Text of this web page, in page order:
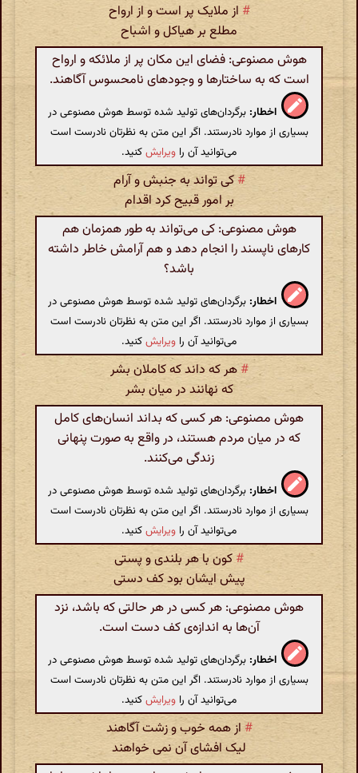
# از ملایک پر است و از ارواح
مطلع بر هیاکل و اشباح
هوش مصنوعی: فضای این مکان پر از ملائکه و ارواح
است که به ساختارها و وجودهای نامحسوس آگاهند.
اخطار: برگردان‌های تولید شده توسط هوش مصنوعی در
بسیاری از موارد نادرستند. اگر این متن به نظرتان نادرست است
می‌توانید آن را ویرایشکنید.
#کی تواند به جنبش و آرام
بر امور قبیح کرد اقدام
هوش مصنوعی: کی می‌تواند به طور همزمان هم
کارهای ناپسند را انجام دهد و هم آرامش خاطر داشته
باشد؟
اخطار: برگردان‌های تولید شده توسط هوش مصنوعی در
بسیاری از موارد نادرستند. اگر این متن به نظرتان نادرست است
می‌توانید آن را ویرایشکنید.
#هر که داند که کاملان بشر
که نهانند در میان بشر
هوش مصنوعی: هر کسی که بداند انسان‌های کامل
که در میان مردم هستند، در واقع به صورت پنهانی
زندگی می‌کنند.
اخطار: برگردان‌های تولید شده توسط هوش مصنوعی در
بسیاری از موارد نادرستند. اگر این متن به نظرتان نادرست است
می‌توانید آن را ویرایشکنید.
# کون با هر بلندی و پستی
پیش ایشان بود کف دستی
هوش مصنوعی: هر کسی در هر حالتی که باشد، نزد
آن‌ها به اندازه‌ی کف دست است.
اخطار: برگردان‌های تولید شده توسط هوش مصنوعی در
بسیاری از موارد نادرستند. اگر این متن به نظرتان نادرست است
می‌توانید آن را ویرایشکنید.
# از همه خوب و زشت آگاهند
لیک افشای آن نمی خواهند